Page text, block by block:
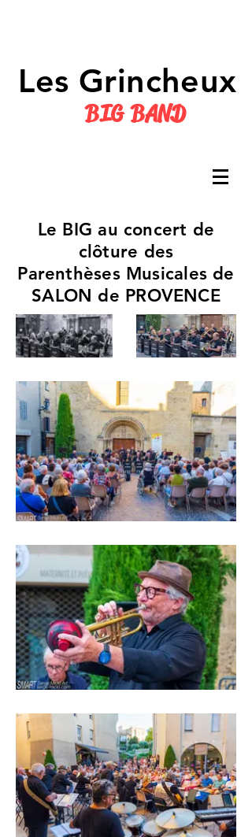
BIG BAND
Les Grincheux
Le BIG au concert de
clôture des
Parenthèses Musicales de
SALON de PROVENCE